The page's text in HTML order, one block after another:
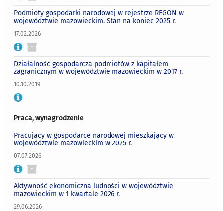
Podmioty gospodarki narodowej w rejestrze REGON w
województwie mazowieckim. Stan na koniec 2025 r.
17.02.2026
Działalność gospodarcza podmiotów z kapitałem
zagranicznym w województwie mazowieckim w 2017 r.
10.10.2019
Praca, wynagrodzenie
Pracujący w gospodarce narodowej mieszkający w
województwie mazowieckim w 2025 r.
07.07.2026
Aktywność ekonomiczna ludności w województwie
mazowieckim w 1 kwartale 2026 r.
29.06.2026